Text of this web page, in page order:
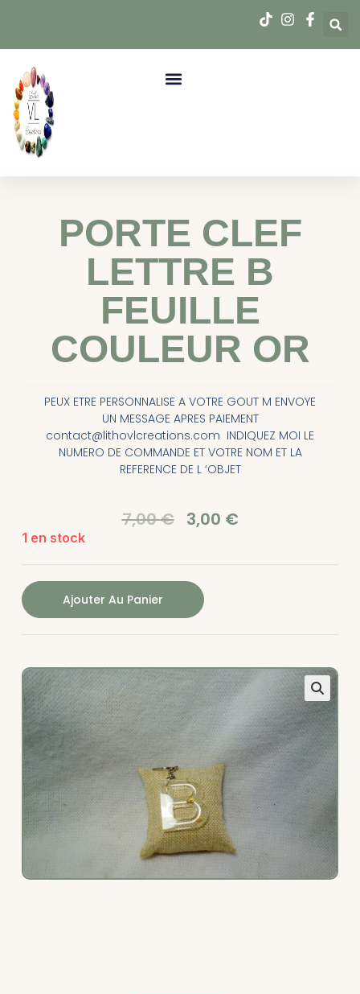
PORTE CLEF
LETTRE B
FEUILLE
COULEUR OR
PEUX ETRE PERSONNALISE A VOTRE GOUT M ENVOYE
UN MESSAGE APRES PAIEMENT
contact@lithovlcreations.com INDIQUEZ MOI LE
NUMERO DE COMMANDE ET VOTRE NOM ET LA
REFERENCE DE L ‘OBJET
7,00€ 3,00 €
1 en stock
Ajouter Au Panier